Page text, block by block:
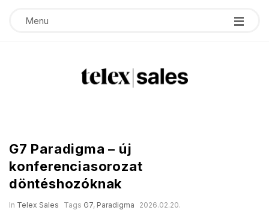
Menu
l
e
G7 Paradigma – új
konferenciasorozat
döntéshozóknak
In Telex Sales Tags G7, Paradigma 2026.02.20.